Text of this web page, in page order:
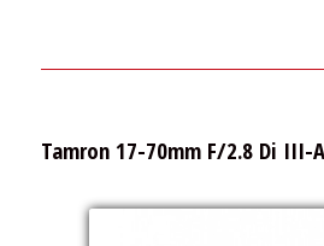
Tamron 17-70mm F/2.8 Di III-A